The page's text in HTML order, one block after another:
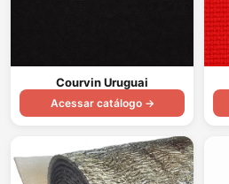
Courvin Uruguai
Acessar catálogo →